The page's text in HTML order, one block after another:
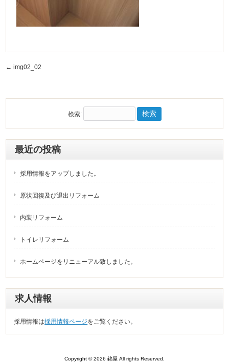
← img02_02
検索:
最近の投稿
採用情報をアップしました。
原状回復及び退出リフォーム
内装リフォーム
トイレリフォーム
ホームページをリニューアル致しました。
求人情報
採用情報は採用情報ページをご覧ください。
Copyright © 2026 錦屋 All rights Reserved.